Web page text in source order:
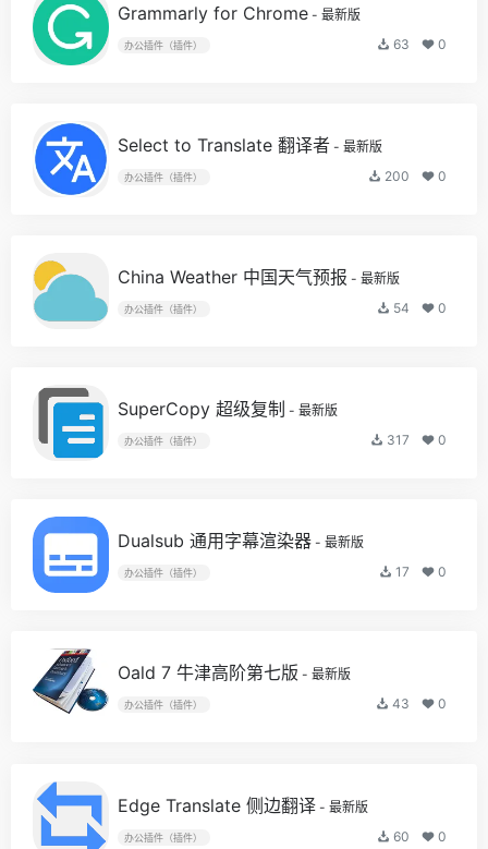
Grammarly for Chrome - 最新版
办公插件（插件） 63 0
Select to Translate 翻译者 - 最新版
办公插件（插件） 200 0
China Weather 中国天气预报 - 最新版
办公插件（插件） 54 0
SuperCopy 超级复制 - 最新版
办公插件（插件） 317 0
Dualsub 通用字幕渲染器 - 最新版
办公插件（插件） 17 0
Oald 7 牛津高阶第七版 - 最新版
办公插件（插件） 43 0
Edge Translate 侧边翻译 - 最新版
办公插件（插件） 60 0